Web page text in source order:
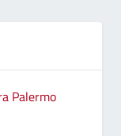
Palermo